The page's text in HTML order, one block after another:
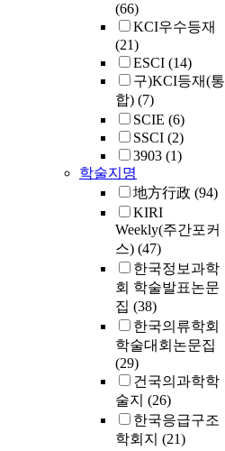
(66)
KCI우수등재
(21)
ESCI (14)
구)KCI등재(통
합) (7)
SCIE (6)
SSCI (2)
3903 (1)
학술지명
地方行政 (94)
KIRI
Weekly(주간포커
스) (47)
한국정보과학
회 학술발표논문
집 (38)
한국의류학회
학술대회논문집
(29)
건국의과학학
술지 (26)
한국응급구조
학회지 (21)